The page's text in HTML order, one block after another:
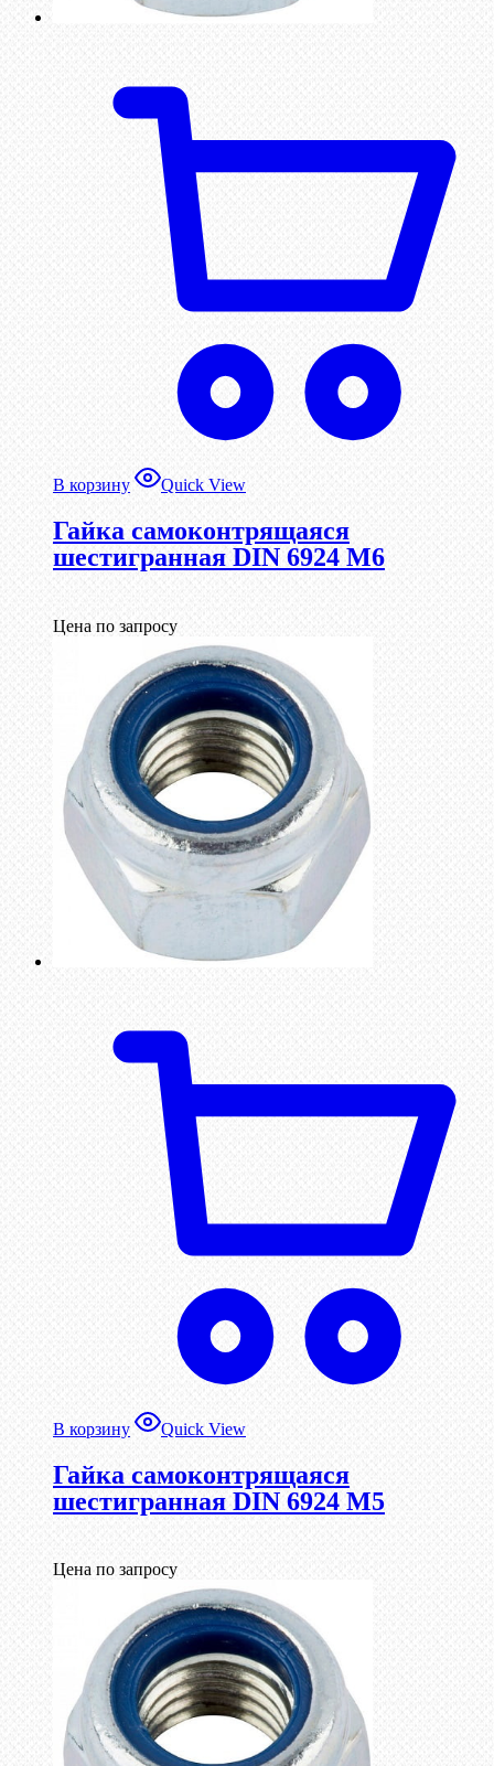
В корзину Quick View
Гайка самоконтрящаяся
шестигранная DIN 6924 М6
Цена по запросу
В корзину Quick View
Гайка самоконтрящаяся
шестигранная DIN 6924 М5
Цена по запросу